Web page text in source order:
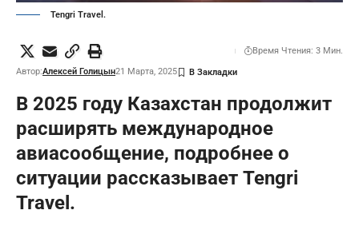
Tengri Travel.
Автор:Алексей Голицын21 Марта, 2025
Время Чтения: 3 Мин.
В 2025 году Казахстан продолжит
расширять международное
авиасообщение, подробнее о
ситуации рассказывает Tengri
Travel.